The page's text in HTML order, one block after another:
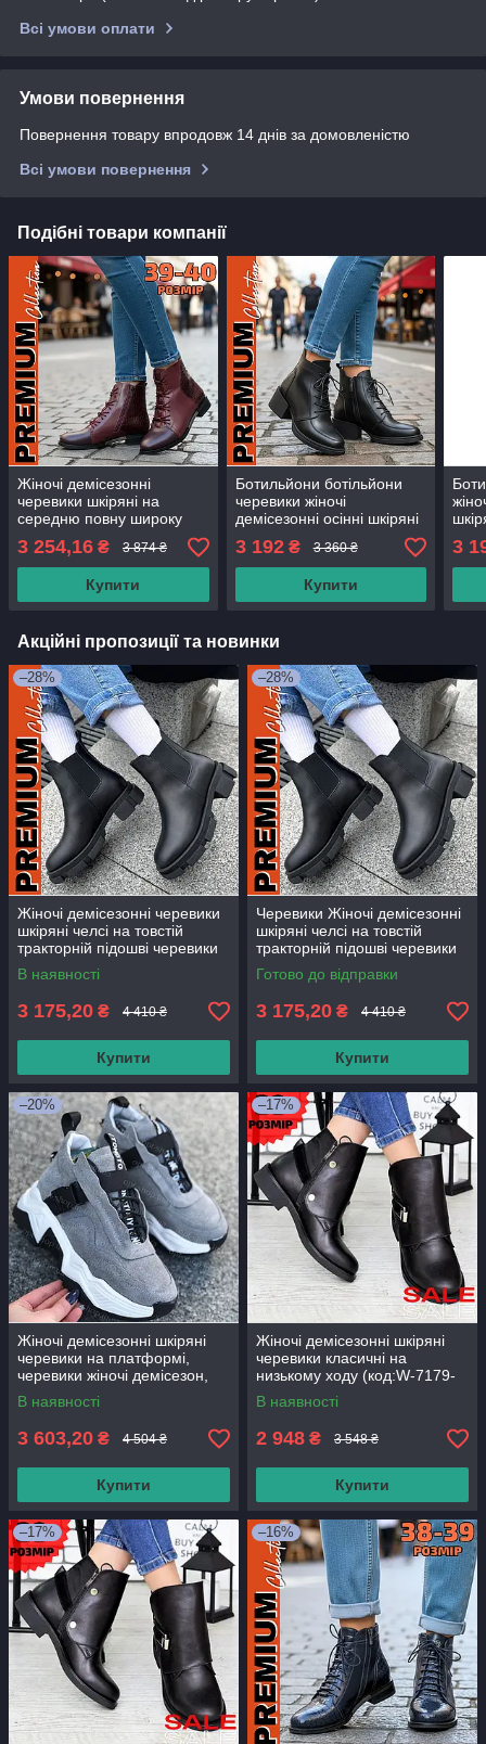
Всі умови оплати
Умови повернення
Повернення товару впродовж 14 днів за домовленістю
Всі умови повернення
Подібні товари компанії
Жіночі демісезонні
черевики шкіряні на
середню повну широку
3 254,16 ₴ 3 874 ₴
Купити
Ботильйони ботільйони
черевики жіночі
демісезонні осінні шкіряні
чорні бежеві на товстому
каблуці підборі від
виробника
3 192₴ 3 360 ₴
Купити
3
Акційні пропозиції та новинки
–28%
Жіночі демісезонні черевики
шкіряні челсі на товстій
тракторній підошві черевики
жіночі челсі 37 38 39 розмір
В наявності
3 175,20 ₴ 4 410 ₴
Купити
–28%
Черевики Жіночі демісезонні
шкіряні челсі на товстій
тракторній підошві черевики
жіночі челсі 37 38 39 розмір
Готово до відправки
3 175,20 ₴ 4 410 ₴
Купити
–20%
Жіночі демісезонні шкіряні
черевики на платформі,
черевики жіночі демісезон,
жіночі кросівки на платформі
В наявності
3 603,20 ₴ 4 504 ₴
Купити
–17%
Жіночі демісезонні шкіряні
черевики класичні на
низькому ходу (код:W-7179-
чк)
В наявності
2 948 ₴ 3 548 ₴
Купити
–17% –16%